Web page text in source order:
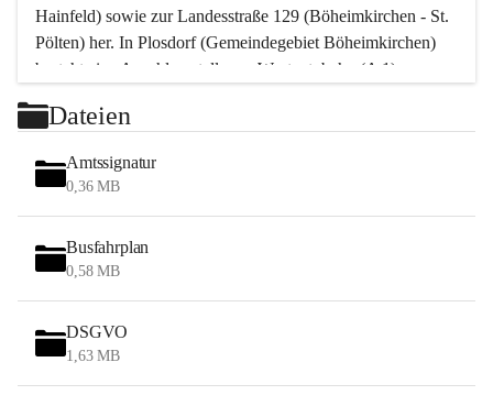
Hainfeld) sowie zur Landesstraße 129 (Böheimkirchen - St.
Pölten) her. In Plosdorf (Gemeindegebiet Böheimkirchen)
besteht eine Anschlussstelle zur Westautobahn (A 1).
Wien erreicht man in ca. 45 Minuten.
Stössing zählt noch zum Naherholungsraum Wien sowie
zum Naherholungsraum St. Pölten. Viele Bauernhöfe hatten
„ihre Wiener“. Seit 1960 bauten viele Wiener
Wochenendhäuser im Gemeindegebiet. Wegen des
waldreichen Jagdgebietes haben viele Jagdpächter ihre
Das Wandern ist aus touristischer Sicht die bedeutendste
Tätigkeit. Das hügelige Gebiet mit Wanderwegen durch
Wiesen, Wälder und Obstkulturen lädt dazu ein. Gefördert
Dateien
Amtssignatur
0,36 MB
Busfahrplan
0,58 MB
DSGVO
1,63 MB